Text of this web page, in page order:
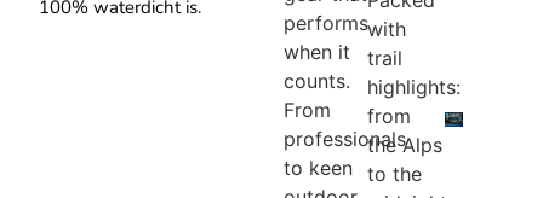
100% waterdicht is.
performs
when it
counts.
From
professionals
to keen
with
trail
highlights:
from
the Alps
to the